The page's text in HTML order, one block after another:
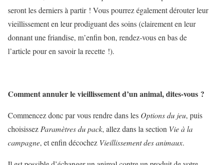
seront les derniers à partir ! Vous pourrez également dérouter leur
vieillissement en leur prodiguant des soins (clairement en leur
donnant une friandise, m’enfin bon, rendez-vous en bas de
l’article pour en savoir la recette !).
Comment annuler le vieillissement d’un animal, dites-vous ?
Commencez donc par vous rendre dans les Options du jeu, puis
choisissez Paramètres du pack, allez dans la section Vie à la
campagne, et enfin décochez Vieillissement des animaux.